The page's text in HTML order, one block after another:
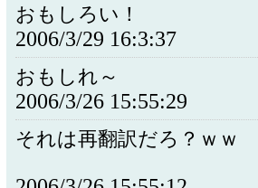
おもしろい！
2006/3/29 16:3:37
おもしれ～
2006/3/26 15:55:29
それは再翻訳だろ？ｗｗ